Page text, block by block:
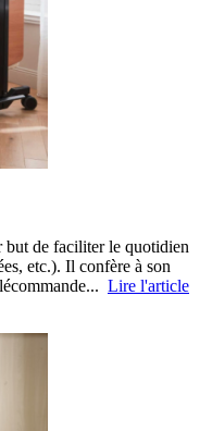
de faciliter le quotidien
etc.). Il confère à son
Lire l'article